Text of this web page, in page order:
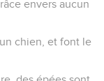
ils y passeront la
je célébrerai
retraite et un